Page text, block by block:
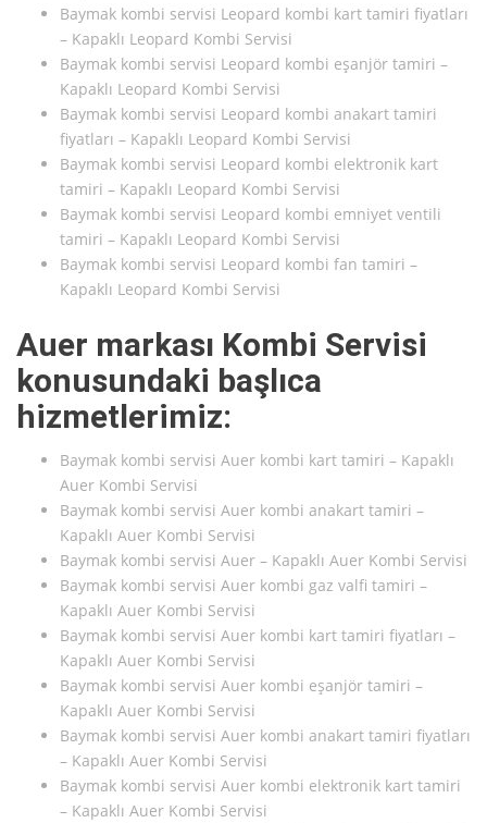
Baymak kombi servisi Leopard kombi kart tamiri fiyatları
– Kapaklı Leopard Kombi Servisi
Baymak kombi servisi Leopard kombi eşanjör tamiri –
Kapaklı Leopard Kombi Servisi
Baymak kombi servisi Leopard kombi anakart tamiri
fiyatları – Kapaklı Leopard Kombi Servisi
Baymak kombi servisi Leopard kombi elektronik kart
tamiri – Kapaklı Leopard Kombi Servisi
Baymak kombi servisi Leopard kombi emniyet ventili
tamiri – Kapaklı Leopard Kombi Servisi
Baymak kombi servisi Leopard kombi fan tamiri –
Kapaklı Leopard Kombi Servisi
Auer markası Kombi Servisi
konusundaki başlıca
hizmetlerimiz:
Baymak kombi servisi Auer kombi kart tamiri – Kapaklı
Auer Kombi Servisi
Baymak kombi servisi Auer kombi anakart tamiri –
Kapaklı Auer Kombi Servisi
Baymak kombi servisi Auer – Kapaklı Auer Kombi Servisi
Baymak kombi servisi Auer kombi gaz valfi tamiri –
Kapaklı Auer Kombi Servisi
Baymak kombi servisi Auer kombi kart tamiri fiyatları –
Kapaklı Auer Kombi Servisi
Baymak kombi servisi Auer kombi eşanjör tamiri –
Kapaklı Auer Kombi Servisi
Baymak kombi servisi Auer kombi anakart tamiri fiyatları
– Kapaklı Auer Kombi Servisi
Baymak kombi servisi Auer kombi elektronik kart tamiri
– Kapaklı Auer Kombi Servisi